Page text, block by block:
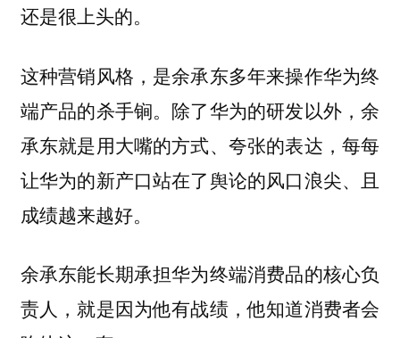
还是很上头的。
这种营销风格，是余承东多年来操作华为终
端产品的杀手锏。除了华为的研发以外，余
承东就是用大嘴的方式、夸张的表达，每每
让华为的新产口站在了舆论的风口浪尖、且
成绩越来越好。
余承东能长期承担华为终端消费品的核心负
责人，就是因为他有战绩，他知道消费者会